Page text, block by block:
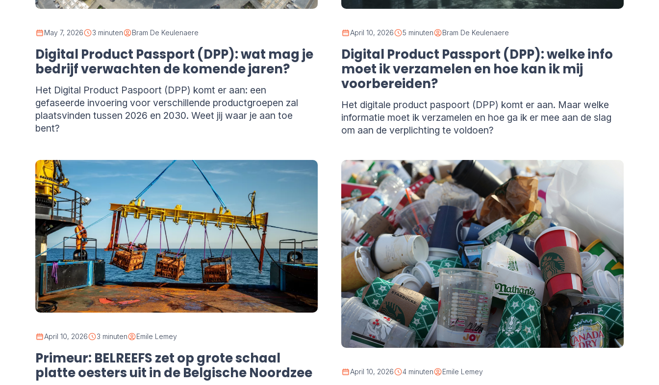
May 7, 2026 3 minuten Bram De Keulenaere
Digital Product Passport (DPP): wat mag je
bedrijf verwachten de komende jaren?
Het Digital Product Paspoort (DPP) komt er aan: een
gefaseerde invoering voor verschillende productgroepen zal
plaatsvinden tussen 2026 en 2030. Weet jij waar je aan toe
bent?
April 10, 2026 5 minuten Bram De Keulenaere
Digital Product Passport (DPP): welke info
moet ik verzamelen en hoe kan ik mij
voorbereiden?
Het digitale product paspoort (DPP) komt er aan. Maar welke
informatie moet ik verzamelen en hoe ga ik er mee aan de slag
om aan de verplichting te voldoen?
April 10, 2026 3 minuten Emile Lemey
Primeur: BELREEFS zet op grote schaal
platte oesters uit in de Belgische Noordzee
April 10, 2026 4 minuten Emile Lemey